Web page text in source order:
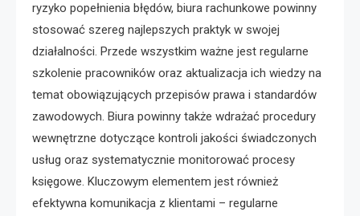
ryzyko popełnienia błędów, biura rachunkowe powinny
stosować szereg najlepszych praktyk w swojej
działalności. Przede wszystkim ważne jest regularne
szkolenie pracowników oraz aktualizacja ich wiedzy na
temat obowiązujących przepisów prawa i standardów
zawodowych. Biura powinny także wdrażać procedury
wewnętrzne dotyczące kontroli jakości świadczonych
usług oraz systematycznie monitorować procesy
księgowe. Kluczowym elementem jest również
efektywna komunikacja z klientami – regularne